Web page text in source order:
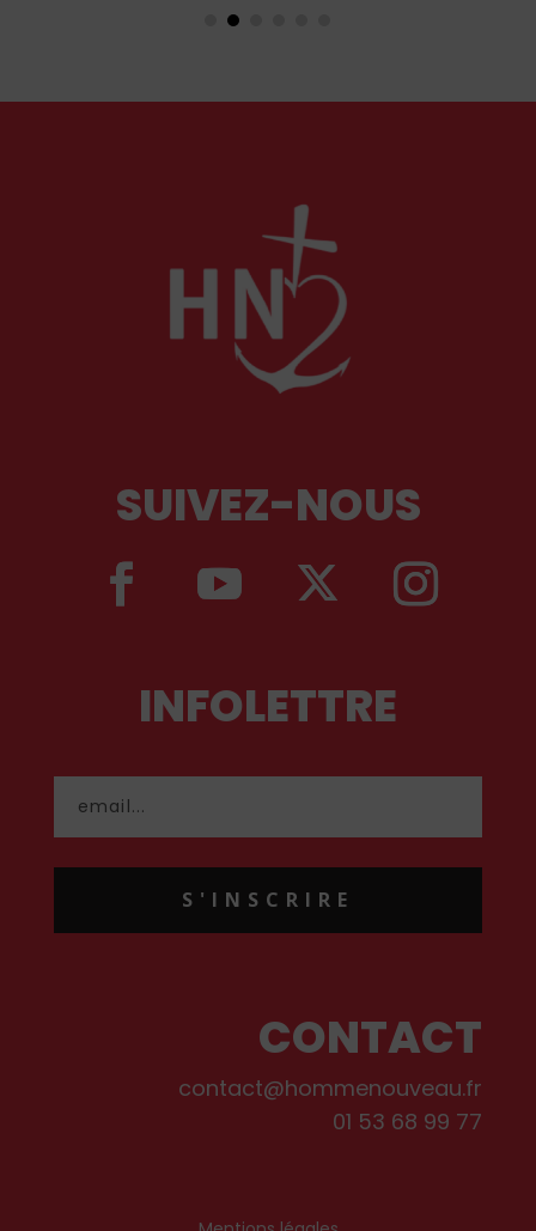
en Orient qu’en Occident, célèbre par sa piété
SUIVEZ-NOUS
INFOLETTRE
S'INSCRIRE
CONTACT
contact@hommenouveau.fr
01 53 68 99 77